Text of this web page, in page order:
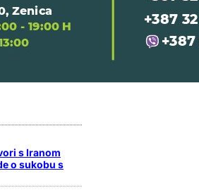
s Iranom
o sukobu s